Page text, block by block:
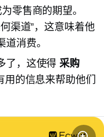
零售商的期望。
渠道”，这意味着他
消费。
了，这使得采购
的信息来帮助他们